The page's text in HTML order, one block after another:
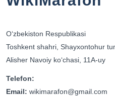
Oʻzbekiston Respublikasi
Toshkent shahri, Shayxontohur
Alisher Navoiy koʻchasi, 11A-uy
Telefon:
Email: wikimarafon@gmail.com